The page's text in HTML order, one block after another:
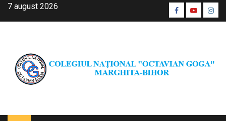
Skip7 august 2026 Facebook
Youtube
CŞE